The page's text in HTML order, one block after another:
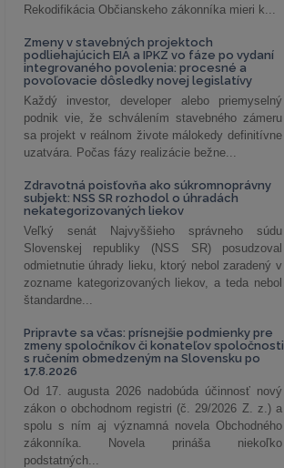
Rekodifikácia Občianskeho zákonníka mieri k...
Zmeny v stavebných projektoch
podliehajúcich EIA a IPKZ vo fáze po vydaní
integrovaného povolenia: procesné a
povoľovacie dôsledky novej legislatívy
Každý investor, developer alebo priemyselný
podnik vie, že schválením stavebného zámeru
sa projekt v reálnom živote málokedy definitívne
uzatvára. Počas fázy realizácie bežne...
Zdravotná poisťovňa ako súkromnoprávny
subjekt: NSS SR rozhodol o úhradách
nekategorizovaných liekov
Veľký senát Najvyššieho správneho súdu
Slovenskej republiky (NSS SR) posudzoval
odmietnutie úhrady lieku, ktorý nebol zaradený v
zozname kategorizovaných liekov, a teda nebol
štandardne...
Pripravte sa včas: prísnejšie podmienky pre
zmeny spoločníkov či konateľov spoločnosti
s ručením obmedzeným na Slovensku po
17.8.2026
Od 17. augusta 2026 nadobúda účinnosť nový
zákon o obchodnom registri (č. 29/2026 Z. z.) a
spolu s ním aj významná novela Obchodného
zákonníka. Novela prináša niekoľko
podstatných...